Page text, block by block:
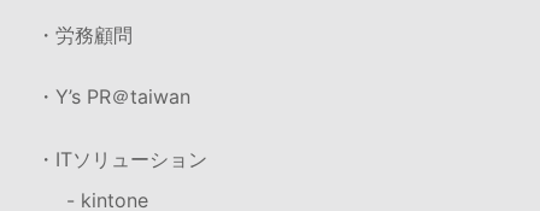
・労務顧問
・Y’s PR＠taiwan
・ITソリューション
- kintone